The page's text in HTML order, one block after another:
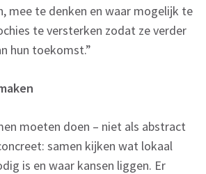
mee te denken en waar mogelijk te
te versterken zodat ze verder
hun toekomst.”
moeten doen – niet als abstract
samen kijken wat lokaal
is en waar kansen liggen. Er